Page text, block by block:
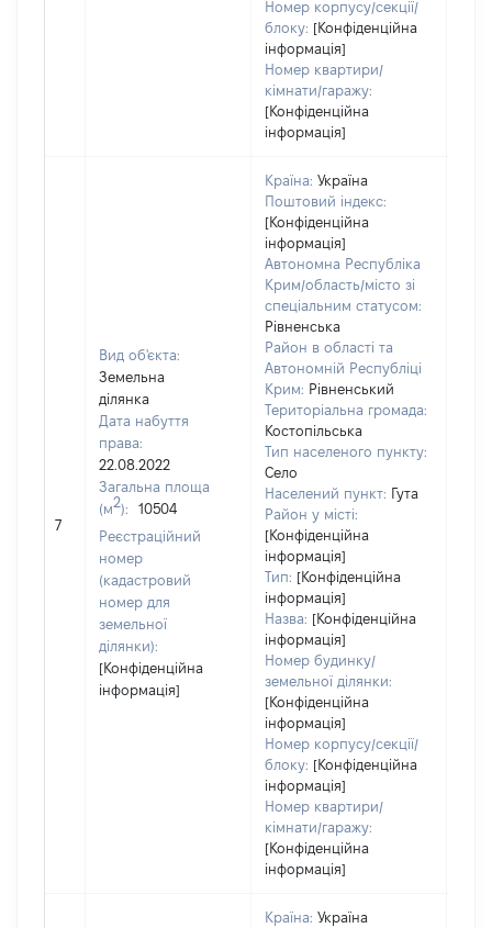
Номер корпусу/секції/
блоку: [Конфіденційна
інформація]
Номер квартири/
кімнати/гаражу:
[Конфіденційна
інформація]
7
Вид об'єкта:
Земельна
ділянка
Дата набуття
права:
22.08.2022
Загальна площа
(м2):
10504
Реєстраційний
номер
(кадастровий
номер для
земельної
ділянки):
[Конфіденційна
інформація]
Країна: Україна
Поштовий індекс:
[Конфіденційна
інформація]
Автономна Республіка
Крим/область/місто зі
спеціальним статусом:
Рівненська
Район в області та
Автономній Республіці
Крим: Рівненський
Територіальна громада:
Костопільська
Тип населеного пункту:
Село
Населений пункт: Гута
Район у місті:
[Конфіденційна
інформація]
Тип: [Конфіденційна
інформація]
Назва: [Конфіденційна
інформація]
Номер будинку/
земельної ділянки:
[Конфіденційна
інформація]
Номер корпусу/секції/
блоку: [Конфіденційна
інформація]
Номер квартири/
кімнати/гаражу:
[Конфіденційна
інформація]
Країна: Україна